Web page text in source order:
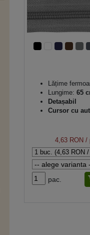
Lățime
Lungime: 65
Detașabil
Cursor cu
4,63 RON /
pac.